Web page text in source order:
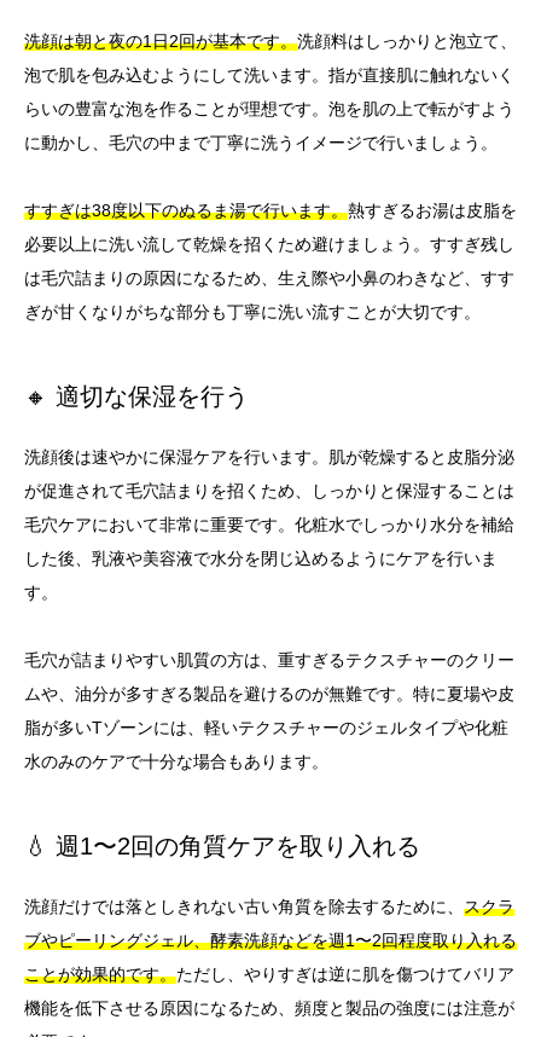
洗顔は朝と夜の1日2回が基本です。洗顔料はしっかりと泡立て、
泡で肌を包み込むようにして洗います。指が直接肌に触れないく
らいの豊富な泡を作ることが理想です。泡を肌の上で転がすよう
に動かし、毛穴の中まで丁寧に洗うイメージで行いましょう。
すすぎは38度以下のぬるま湯で行います。熱すぎるお湯は皮脂を
必要以上に洗い流して乾燥を招くため避けましょう。すすぎ残し
は毛穴詰まりの原因になるため、生え際や小鼻のわきなど、すす
ぎが甘くなりがちな部分も丁寧に洗い流すことが大切です。
🔸 適切な保湿を行う
洗顔後は速やかに保湿ケアを行います。肌が乾燥すると皮脂分泌
が促進されて毛穴詰まりを招くため、しっかりと保湿することは
毛穴ケアにおいて非常に重要です。化粧水でしっかり水分を補給
した後、乳液や美容液で水分を閉じ込めるようにケアを行いま
す。
毛穴が詰まりやすい肌質の方は、重すぎるテクスチャーのクリー
ムや、油分が多すぎる製品を避けるのが無難です。特に夏場や皮
脂が多いTゾーンには、軽いテクスチャーのジェルタイプや化粧
水のみのケアで十分な場合もあります。
💧 週1〜2回の角質ケアを取り入れる
洗顔だけでは落としきれない古い角質を除去するために、 スクラ
ブやピーリングジェル、酵素洗顔などを週1〜2回程度取り入れる
ことが効果的です。ただし、やりすぎは逆に肌を傷つけてバリア
機能を低下させる原因になるため、頻度と製品の強度には注意が